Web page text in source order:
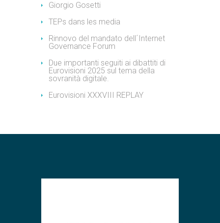
Giorgio Gosetti
TEPs dans les media
Rinnovo del mandato dell´Internet
Governance Forum
Due importanti seguiti ai dibattiti di
Eurovisioni 2025 sul tema della
sovranità digitale.
Eurovisioni XXXVIII REPLAY